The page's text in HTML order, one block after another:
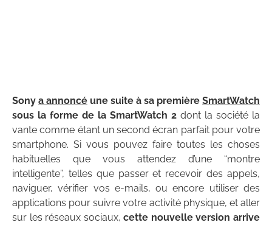
Sony a annoncé une suite à sa première SmartWatch
sous la forme de la SmartWatch 2 dont la société la
vante comme étant un second écran parfait pour votre
smartphone. Si vous pouvez faire toutes les choses
habituelles que vous attendez d’une “montre
intelligente”, telles que passer et recevoir des appels,
naviguer, vérifier vos e-mails, ou encore utiliser des
applications pour suivre votre activité physique, et aller
sur les réseaux sociaux,cette nouvelle version arrive